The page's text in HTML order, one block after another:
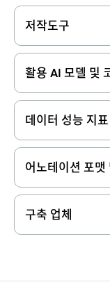
저작도구
활용 AI 모델 및
데이터 성능 지표
어노테이션 포맷
구축 업체